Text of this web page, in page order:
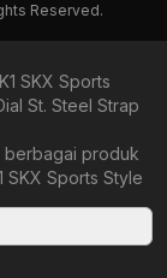
Reserved.
SKX Sports
St. Steel Strap
berbagai produk
SKX Sports Style
terbaik